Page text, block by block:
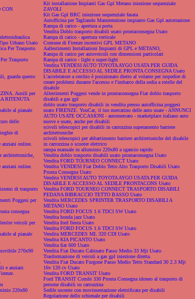
CON
Urbano Usato
Per Trasporto
Trasporto
guarda questo
Ausili per
RITENUTA
al pianale
delle
di
online.
architettoniche,
online.
di trasporto
Poggesi per
consegna
veicoli per
al pianale
270x90
e anziani
220x80
Kit installazione Impianti Gas Gpl Metano iniezione sequenziale
ZAVOLI
Kit Gas Gpl BRC iniezione sequenziale fasata
Autofficina per Tagliando Manutenzione impianto Gas Gpl autotrazione
Rampa di carico - apertura a porta
Vendita Doblo trasporto disabili usato prontaconsegna Usato
Rampa di carico - apertura verticale
Comune di Firenze incentivi GPL METANO
Aallestimenti Installazioni Impianti di GPL e METANO,
Rampa di carico per autoveicoli con dimensioni particolari
Rampa di carico - light e super-light
Vendita VENDESI AUTO TOYOTA AYGO USATA PER GUIDA
DISABILE E ACCESSO AL SEDILE PRONTA CONSEGNA Usato
L'acceleratore a cerchio è posizionato dietro al volante per impedire di
creare problemi durante l'accesso e l'imbarco della sedia a rotelle del
disabile
Allestimenti Poggesi vende in prontaconsegna Fiat doblo trasporto
disabili a gas gpl
doblo usato trasporto disabili in vendita presso autofficina poggesi
usato FIRENZE. YouCar, il tuo mercatino delle auto usate - ANNUNCI
AUTO USATE OCCASIONI - automercato - marketplace italiano auto
nuove e usate, anche per disabili
scivoli telescopici per disabili in carrozzina superamento barriere
architettoniche
scivoli telescopici per abbattimento barriere architettoniche del disabile
in carrozzina o scooter elettrico
rampa manuale in alluminio 220x80 a sgancio rapido
Vendita doblo trasporto disabili usato prontaconsegna Usato
Vendita FORD TOURNEO CONNECT Usato
Vendita VENDESI Fiat Doblo Tetto Alto Trasporto Disabili Usato
Pronta Consegna Usato
Vendita VENDESI AUTO TOYOTA AYGO USATA PER GUIDA
DISABILE E ACCESSO AL SEDILE PRONTACONS Usato
Vendita FORD TOURNEO CONNECT TRASPORTO DISABILI
PEDANA BIBRACCIO TETTO BASSO Usato
Vendita MERCEDES SPRINTER TRASPORTO DISABILI A
METANO Usato
Vendita FORD FOCUS 1.6 TDCI SW Usato
Vendita honda jazz Usato
Vendita ford fiesta Usato
Vendita FORD FOCUS 1.6 TDCI SW Usato
Vendita MERCEDES ML 320 CDI Usato
Vendita KIA PICANTO Usato
Vendita fiat 600 Usato
Vendita Fiat Ducato Cabinato Passo Medio 33 Mjt Usato
Trasformazione di veicoli a gas gpl iniezione diretta.
Vendita Fiat Ducato Furgone Passo Medio Tetto Standard 30 2.3 Mjt
16v 120 cv Usato
Vendita FORD TRANSIT Usato
Ford TRANSIT Combi 330 Pronta Consegna idoneo al trasporto di
persone disabili su carrozzina
Sedile uscente con movimentazione elettrificata per disabili
Regolazione dello schienale per disabili